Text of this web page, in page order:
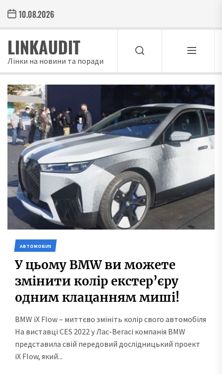
the
content
10.08.2026
LINKAUDIT
Лінки на новини та поради
АВТОМОБІЛІ
У цьому BMW ви можете
змінити колір екстер’єру
одним клацанням миші!
BMW iX Flow – миттєво змініть колір свого автомобіля
На виставці CES 2022 у Лас-Вегасі компанія BMW
представила свій передовий дослідницький проект
iX Flow, який...